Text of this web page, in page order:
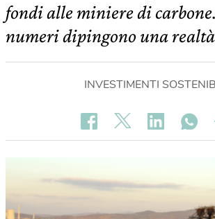
fondi alle miniere di
numeri dipingono una
INVESTIMENTI